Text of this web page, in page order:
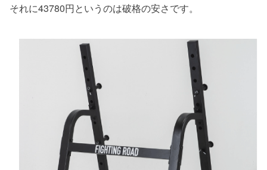
それに43780円というのは破格の安さです。